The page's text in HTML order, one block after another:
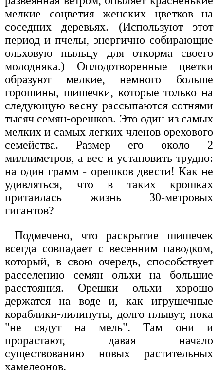
мелкие соцветия женских цветков на
соседних деревьях. (Используют этот
период и пчелы, энергично собирающие
ольховую пыльцу для откорма своего
молодняка.) Оплодотворенные цветки
образуют мелкие, немного больше
горошины, шишечки, которые только на
следующую весну рассыпаются сотнями
тысяч семян-орешков. Это один из самых
мелких и самых легких членов орехового
семейства. Размер его около 2
миллиметров, а вес и установить трудно:
на один грамм - орешков двести! Как не
удивляться, что в таких крошках
притаилась жизнь 30-метровых
гигантов?
Подмечено, что раскрытие шишечек
всегда совпадает с весенним паводком,
который, в свою очередь, способствует
расселению семян ольхи на большие
расстояния. Орешки ольхи хорошо
держатся на воде и, как игрушечные
кораблики-лилипуты, долго плывут, пока
"не сядут на мель". Там они и
прорастают, давая начало
существованию новых растительных
хамелеонов.